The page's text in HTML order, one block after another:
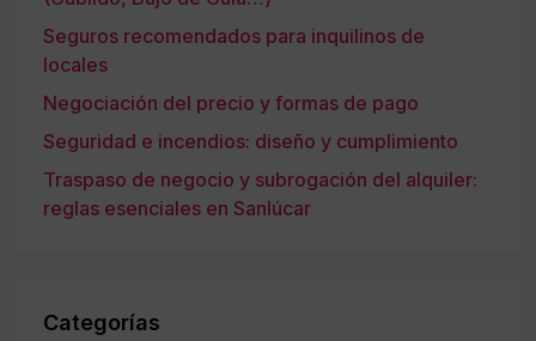
Seguros recomendados para inquilinos de
locales
Negociación del precio y formas de pago
Seguridad e incendios: diseño y cumplimiento
Traspaso de negocio y subrogación del alquiler:
reglas esenciales en Sanlúcar
Categorías